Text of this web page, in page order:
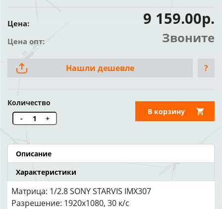
Цена: 9 159.00р.
Цена опт: Звоните
Нашли дешевле ?
Количество
-
+
В корзину
Описание
Характеристики
Матрица: 1/2.8 SONY STARVIS IMX307
Разрешение: 1920х1080, 30 к/с